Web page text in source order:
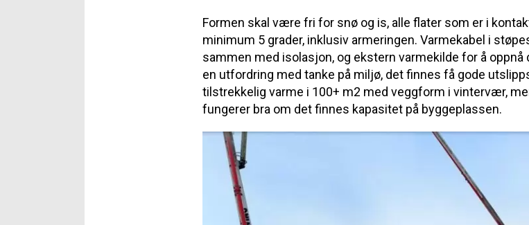
Formen skal være fri for snø og is, alle flater som er i
minimum 5 grader, inklusiv armeringen. Varmekabel i
sammen med isolasjon, og ekstern varmekilde for å
en utfordring med tanke på miljø, det finnes få gode
tilstrekkelig varme i 100+ m2 med veggform i vintervær,
fungerer bra om det finnes kapasitet på byggeplassen.